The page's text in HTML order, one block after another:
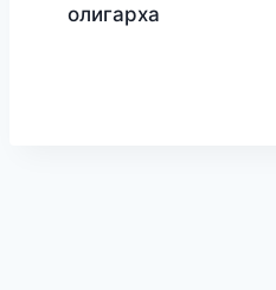
олигарха